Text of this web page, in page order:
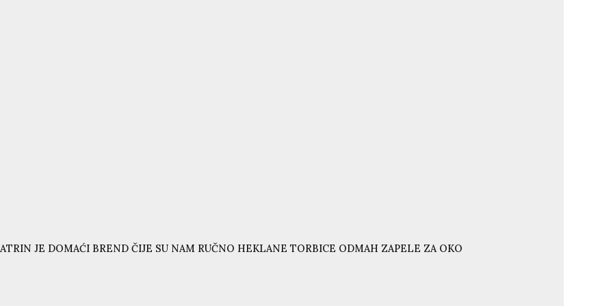
JE DOMAĆI BREND ČIJE SU NAM RUČNO HEKLANE TORBICE ODMAH ZAPELE ZA OKO